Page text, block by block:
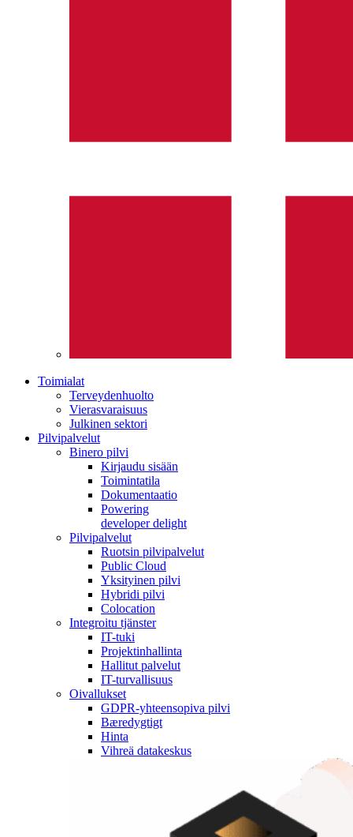
Toimialat
Terveydenhuolto
Vierasvaraisuus
Julkinen sektori
Pilvipalvelut
Binero pilvi
Kirjaudu sisään
Toimintatila
Dokumentaatio
Powering
developer delight
Pilvipalvelut
Ruotsin pilvipalvelut
Public Cloud
Yksityinen pilvi
Hybridi pilvi
Colocation
Integroitu tjänster
IT-tuki
Projektinhallinta
Hallitut palvelut
IT-turvallisuus
Oivallukset
GDPR-yhteensopiva pilvi
Bæredygtigt
Hinta
Vihreä datakeskus